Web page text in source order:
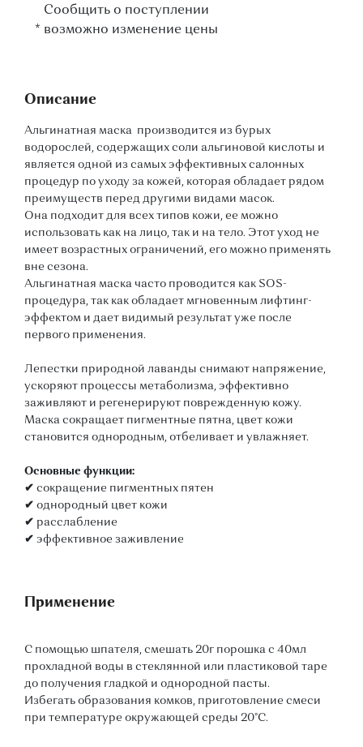
Сообщить о поступлении
* возможно изменение цены
Описание
Альгинатная маска производится из бурых
водорослей, содержащих соли альгиновой кислоты и
является одной из самых эффективных салонных
процедур по уходу за кожей, которая обладает рядом
преимуществ перед другими видами масок.
Она подходит для всех типов кожи, ее можно
использовать как на лицо, так и на тело. Этот уход не
имеет возрастных ограничений, его можно применять
вне сезона.
Альгинатная маска часто проводится как SOS-
процедура, так как обладает мгновенным лифтинг-
эффектом и дает видимый результат уже после
первого применения.
Лепестки природной лаванды снимают напряжение,
ускоряют процессы метаболизма, эффективно
заживляют и регенерируют поврежденную кожу.
Маска сокращает пигментные пятна, цвет кожи
становится однородным, отбеливает и увлажняет.
Основные функции:
✔ сокращение пигментных пятен
✔ однородный цвет кожи
✔ расслабление
✔ эффективное заживление
Применение
С помощью шпателя, смешать 20г порошка с 40мл
прохладной воды в стеклянной или пластиковой таре
до получения гладкой и однородной пасты.
Избегать образования комков, приготовление смеси
при температуре окружающей среды 20°C.